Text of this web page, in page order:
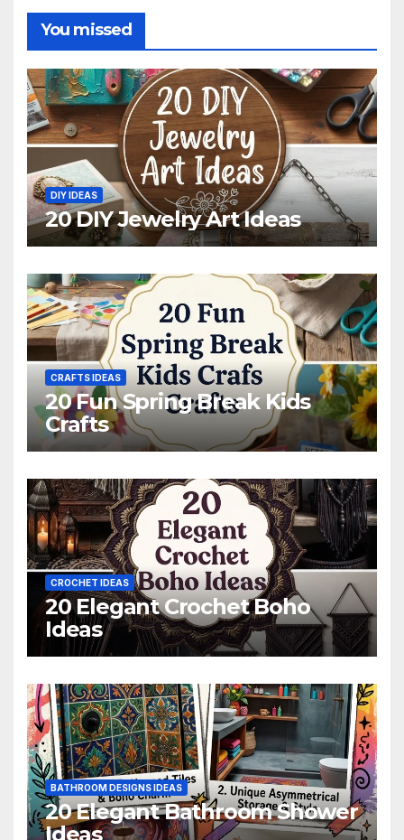
You missed
DIY IDEAS
20 DIY Jewelry Art Ideas
CRAFTS IDEAS
20 Fun Spring Break Kids
Crafts
CROCHET IDEAS
20 Elegant Crochet Boho
Ideas
BATHROOM DESIGNS IDEAS
20 Elegant Bathroom Shower
Ideas